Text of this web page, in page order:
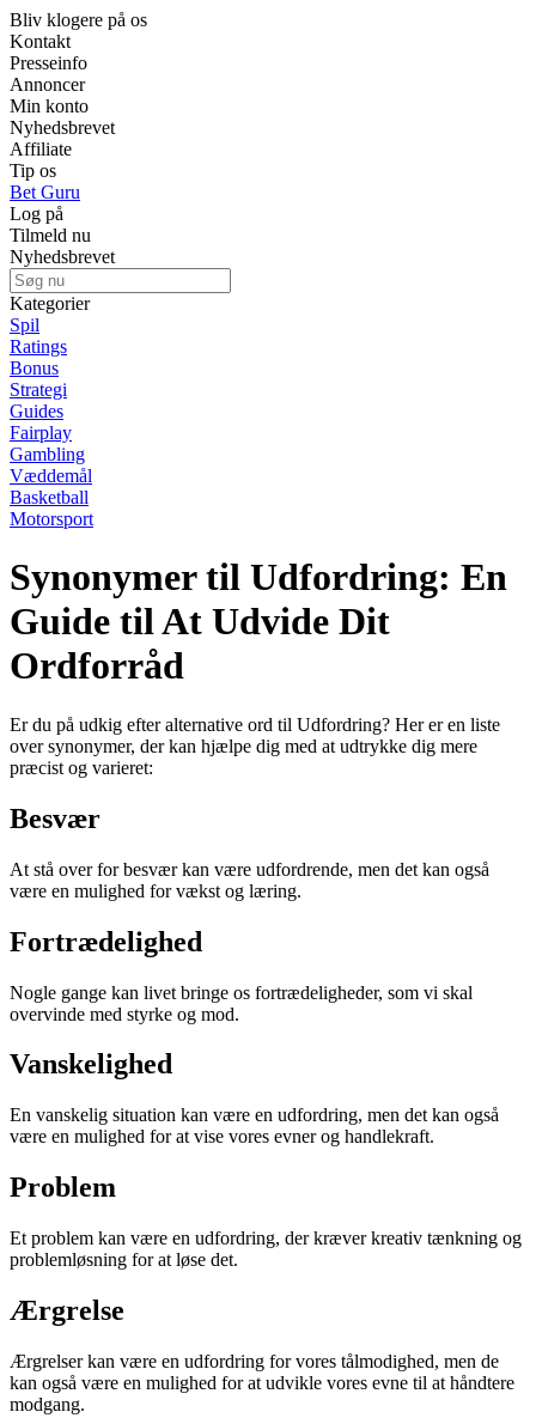
Bliv klogere på os
Kontakt
Presseinfo
Annoncer
Min konto
Nyhedsbrevet
Affiliate
Tip os
Bet Guru
Log på
Tilmeld nu
Nyhedsbrevet
Kategorier
Spil
Ratings
Bonus
Strategi
Guides
Fairplay
Gambling
Væddemål
Basketball
Motorsport
Synonymer til Udfordring: En
Guide til At Udvide Dit
Ordforråd
Er du på udkig efter alternative ord til Udfordring? Her er en liste
over synonymer, der kan hjælpe dig med at udtrykke dig mere
præcist og varieret:
Besvær
At stå over for besvær kan være udfordrende, men det kan også
være en mulighed for vækst og læring.
Fortrædelighed
Nogle gange kan livet bringe os fortrædeligheder, som vi skal
overvinde med styrke og mod.
Vanskelighed
En vanskelig situation kan være en udfordring, men det kan også
være en mulighed for at vise vores evner og handlekraft.
Problem
Et problem kan være en udfordring, der kræver kreativ tænkning og
problemløsning for at løse det.
Ærgrelse
Ærgrelser kan være en udfordring for vores tålmodighed, men de
kan også være en mulighed for at udvikle vores evne til at håndtere
modgang.